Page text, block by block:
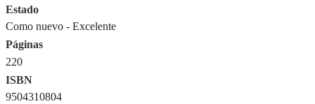
Estado
Como nuevo - Excelente
Páginas
220
ISBN
9504310804